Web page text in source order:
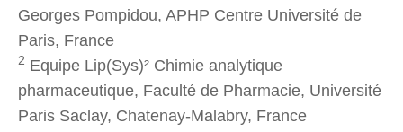
Georges Pompidou, APHP Centre Université de
Paris, France
2 Equipe Lip(Sys)² Chimie analytique
pharmaceutique, Faculté de Pharmacie, Université
Paris Saclay, Chatenay-Malabry, France